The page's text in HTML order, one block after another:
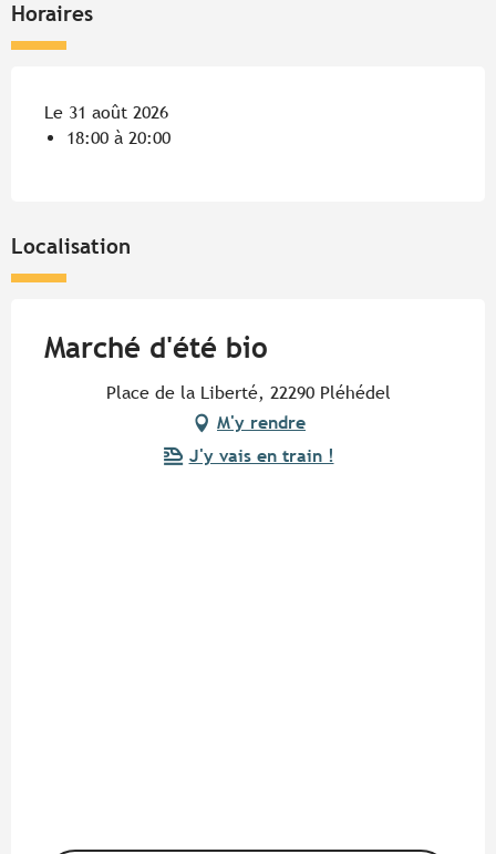
Horaires
Le 31 août 2026
18:00 à 20:00
Localisation
Marché d'été bio
Place de la Liberté, 22290 Pléhédel
M'y rendre
J'y vais en train !